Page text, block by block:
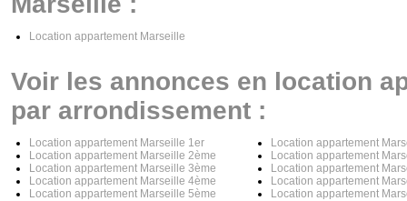
Location appartement Marseille
Voir les annonces en location
par arrondissement :
Location appartement Marseille 1er
Location appartement Marseille 2ème
Location appartement Marseille 3ème
Location appartement Marseille 4ème
Location appartement Marseille 5ème
Location appartement
Location appartement
Location appartement
Location appartement
Location appartement